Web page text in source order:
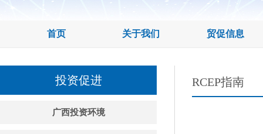
首页 关于我们 贸促信息
投资促进
广西投资环境
RCEP指南